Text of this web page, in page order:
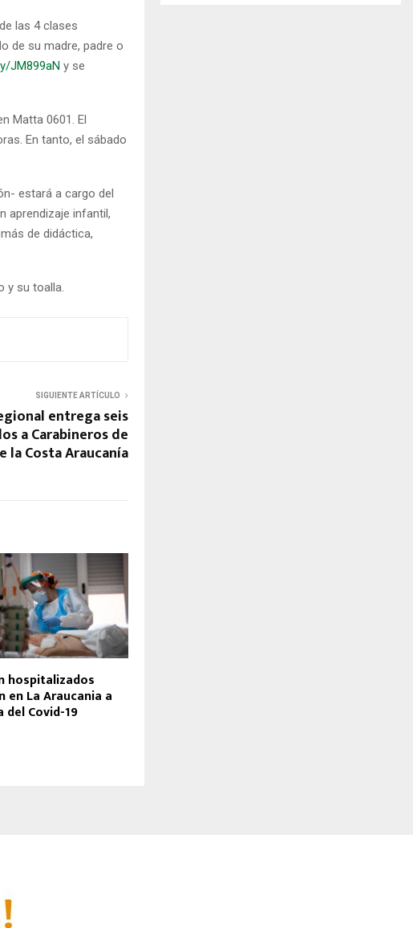
las 4 clases
de su madre, padre o
JM899aN y se
Matta 0601. El
En tanto, el sábado
estará a cargo del
aprendizaje infantil,
de didáctica,
y su toalla.
SIGUIENTE ARTÍCULO
entrega seis
a Carabineros de
la Costa Araucanía
hospitalizados
en La Araucania a
del Covid-19